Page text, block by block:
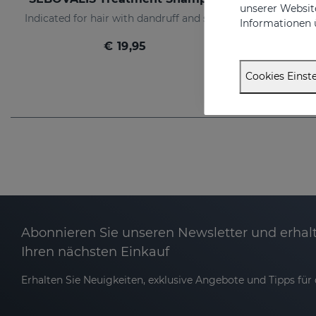
€ 19,95
Abonnieren Sie unseren Newsletter und
Ihren nächsten Einkauf
Erhalten Sie Neuigkeiten, exklusive Angebote und Tipps für
unserer
Informationen
Cookies